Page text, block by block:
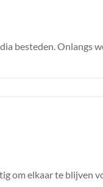
besteden. Onlangs
om elkaar te blijven